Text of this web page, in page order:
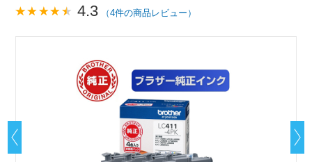
4.3 （4件の商品レビュー）